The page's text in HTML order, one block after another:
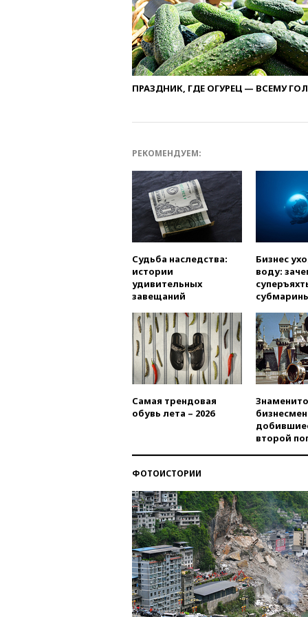
ПРАЗДНИК, ГДЕ ОГУРЕЦ — ВСЕМУ
РЕКОМЕНДУЕМ:
Судьба наследства:
истории
удивительных
завещаний
Бизнес
воду:
Самая трендовая
обувь лета – 2026
второй
ФОТОИСТОРИИ